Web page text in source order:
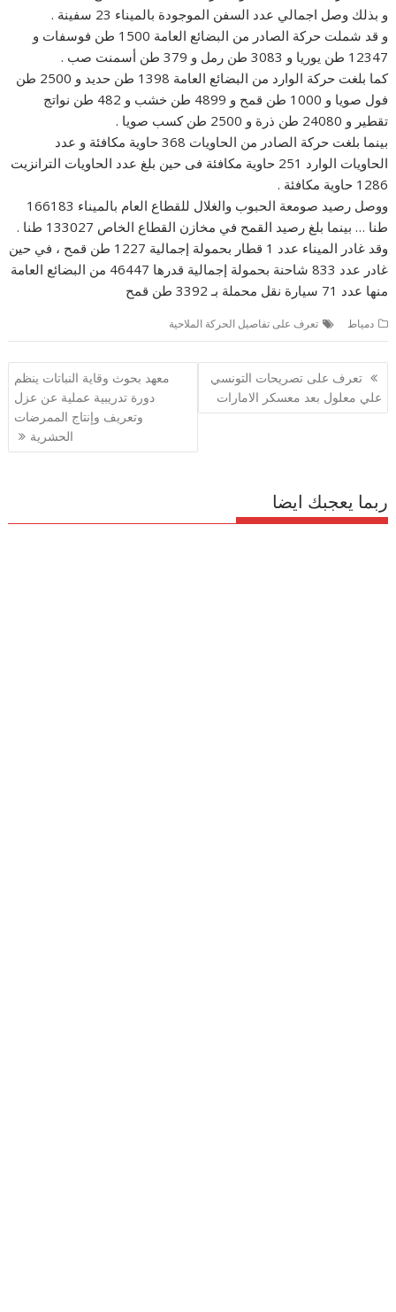
و بذلك وصل اجمالي عدد السفن الموجودة بالميناء 23 سفينة .
و قد شملت حركة الصادر من البضائع العامة 1500 طن فوسفات و
12347 طن يوريا و 3083 طن رمل و 379 طن أسمنت صب .
كما بلغت حركة الوارد من البضائع العامة 1398 طن حديد و 2500 طن
فول صويا و 1000 طن قمح و 4899 طن خشب و 482 طن نواتج
تقطير و 24080 طن ذرة و 2500 طن كسب صويا .‎
بينما بلغت حركة الصادر من الحاويات 368 حاوية مكافئة و عدد
الحاويات الوارد 251 حاوية مكافئة فى حين بلغ عدد الحاويات الترانزيت
1286 حاوية مكافئة .
ووصل رصيد صومعة الحبوب والغلال للقطاع العام بالميناء 166183
طنا … بينما بلغ رصيد القمح في مخازن القطاع الخاص 133027 طنا .
وقد غادر الميناء عدد 1 قطار بحمولة إجمالية 1227 طن قمح ، في حين
غادر عدد 833 شاحنة بحمولة إجمالية قدرها 46447 من البضائع العامة
منها عدد 71 سيارة نقل محملة بـ 3392 طن قمح
دمياط تعرف على تفاصيل الحركة الملاحية
تصفّح
المقالات
تعرف على تصريحات التونسي
علي معلول بعد معسكر الامارات
معهد بحوث وقاية النباتات ينظم
دورة تدريبية عملية عن عزل
وتعريف وإنتاج الممرضات
الحشرية
ربما يعجبك ايضا